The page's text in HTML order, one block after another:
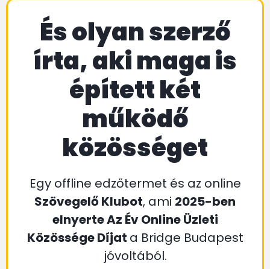
És olyan szerző
írta, aki maga is
épített két
működő
közösséget
Egy offline edzőtermet és az online
Szövegelő Klubot, ami 2025-ben
elnyerte Az Év Online Üzleti
Közössége Díjat a Bridge Budapest
jóvoltából.